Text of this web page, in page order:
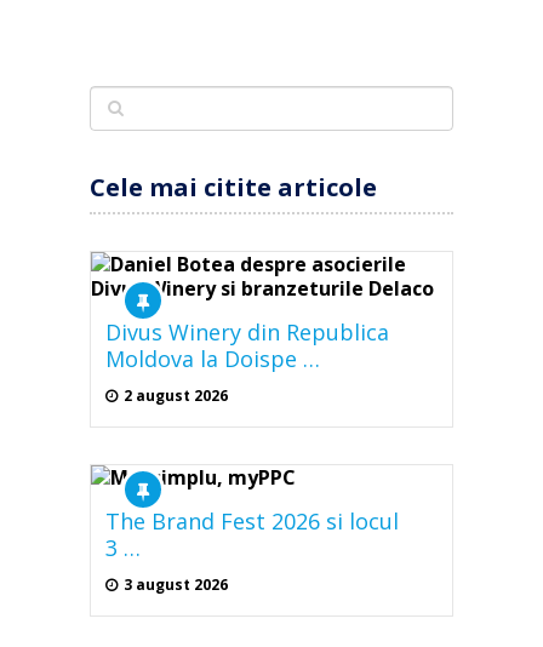
Cele mai citite articole
Divus Winery din Republica
Moldova la Doispe …
2 august 2026
The Brand Fest 2026 si locul
3 …
3 august 2026